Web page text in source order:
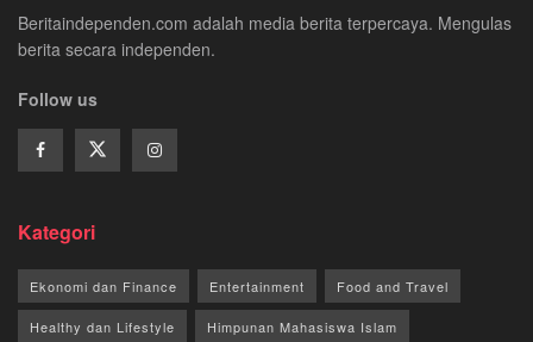
Beritaindependen.com adalah media berita terpercaya. Mengulas
berita secara independen.
Follow us
Kategori
Ekonomi dan Finance Entertainment Food and Travel
Healthy dan Lifestyle Himpunan Mahasiswa Islam